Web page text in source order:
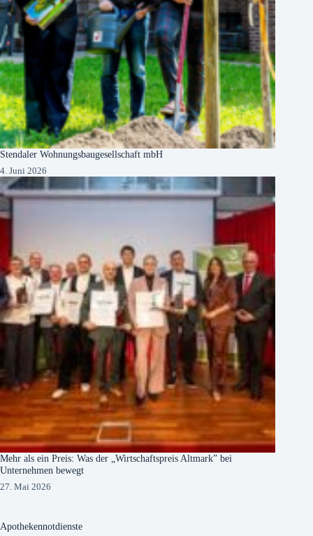
Stendaler Wohnungsbaugesellschaft mbH
4. Juni 2026
Mehr als ein Preis: Was der „Wirtschaftspreis Altmark” bei
Unternehmen bewegt
27. Mai 2026
Apothekennotdienste